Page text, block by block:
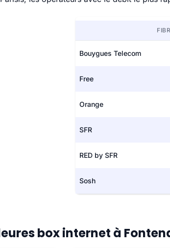
Bouygues Telecom
Free
Orange
SFR
RED by SFR
Sosh
box internet à